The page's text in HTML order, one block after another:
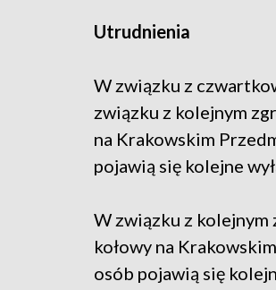
Utrudnienia
W związku z
związku z kolejnym
na Krakowskim
pojawią się kolejne
W związku z kolejnym
kołowy na
osób pojawią się